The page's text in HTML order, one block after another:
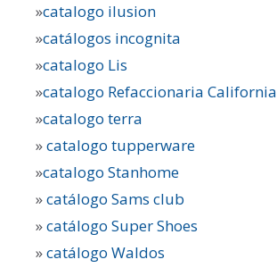
»catalogo ilusion
»catálogos incognita
»catalogo Lis
»catalogo Refaccionaria California
»catalogo terra
»catalogo tupperware
»catalogo Stanhome
»catálogo Sams club
»catálogo Super Shoes
»catálogo Waldos